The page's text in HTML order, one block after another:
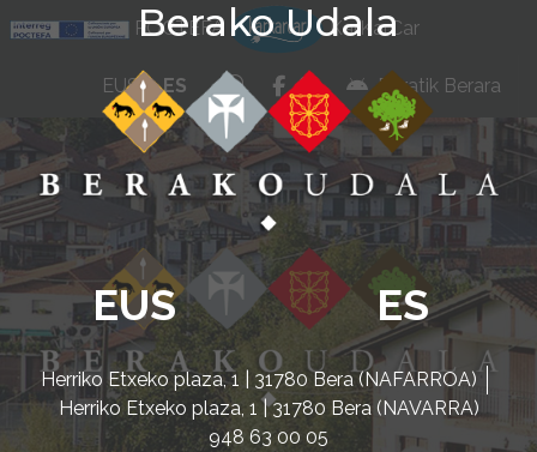
Berako Udala
EUS ES
Herriko Etxeko plaza, 1 | 31780 Bera (NAFARROA)
Herriko Etxeko plaza, 1 | 31780 Bera (NAVARRA)
948 63 00 05
POCTEFA KarKarCar
EUS ES whatsapp
facebook
instagram
Beratik Berara